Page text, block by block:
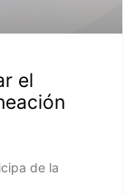
el
de la